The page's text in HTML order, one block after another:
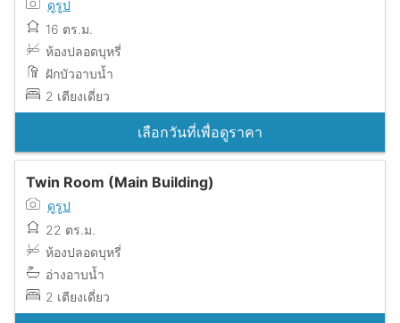
ดูรูป
16 ตร.ม.
ห้องปลอดบุหรี่
ฝักบัวอาบน้ำ
2 เตียงเดี่ยว
เลือกวันที่เพื่อดูราคา
Twin Room (Main Building)
ดูรูป
22 ตร.ม.
ห้องปลอดบุหรี่
อ่างอาบน้ำ
2 เตียงเดี่ยว